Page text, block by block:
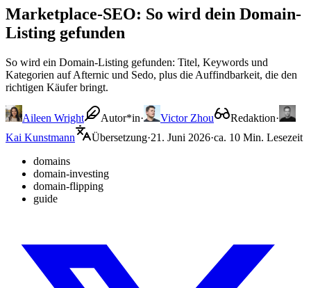
Marketplace-SEO: So wird dein Domain-
Listing gefunden
So wird ein Domain-Listing gefunden: Titel, Keywords und
Kategorien auf Afternic und Sedo, plus die Auffindbarkeit, die den
richtigen Käufer bringt.
Aileen Wright Autor*in· Victor Zhou Redaktion·
Kai Kunstmann
Übersetzung·21. Juni 2026·ca. 10 Min. Lesezeit
domains
domain-investing
domain-flipping
guide